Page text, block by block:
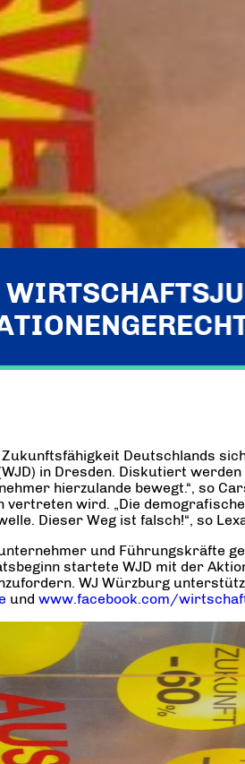
Deutschlands
in Dresden. Diskutiert
hierzulande bewegt.“, so
wird. „Die
Dieser Weg ist falsch!“, so
und Führungskräfte
startete WJD mit der
WJ Würzburg
und www.facebook.com/